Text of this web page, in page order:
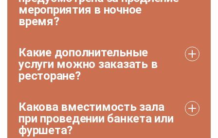
мероприятия в ночное
время?
Какие дополнительные
услуги можно заказать в
ресторане?
Какова вместимость зала
при проведении банкета или
фуршета?